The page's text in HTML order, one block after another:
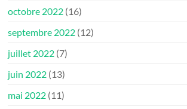
octobre 2022 (16)
septembre 2022 (12)
juillet 2022 (7)
juin 2022 (13)
mai 2022 (11)